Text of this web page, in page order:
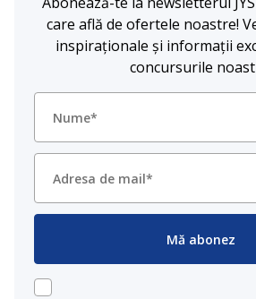
care află de ofertele noastre!
inspiraționale și informații
concursurile
Mă abonez